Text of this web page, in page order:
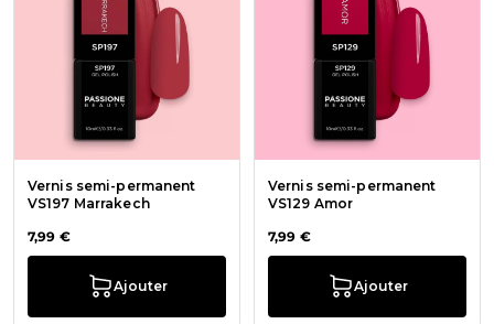
Vernis semi-permanent
VS197 Marrakech
7,99 €
Ajouter
Vernis semi-permanent
VS129 Amor
7,99 €
Ajouter